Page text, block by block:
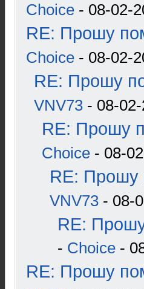
Choice - 08-02-
RE: Прошу
Choice - 08-02-
RE: Прошу
VNV73 - 08-
RE: Прошу
Choice - 08-
RE: Прошу
VNV73 - 08-
RE:
- Choice -
RE: Прошу